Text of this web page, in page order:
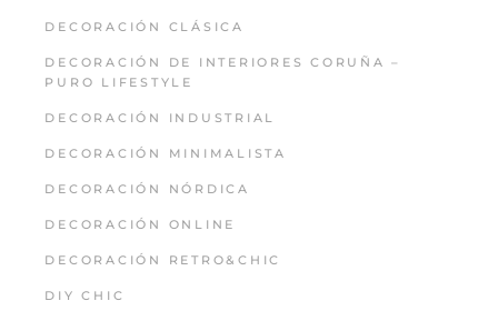
DECORACIÓN CLÁSICA
DECORACIÓN DE INTERIORES CORUÑA –
PURO LIFESTYLE
DECORACIÓN INDUSTRIAL
DECORACIÓN MINIMALISTA
DECORACIÓN NÓRDICA
DECORACIÓN ONLINE
DECORACIÓN RETRO&CHIC
DIY CHIC